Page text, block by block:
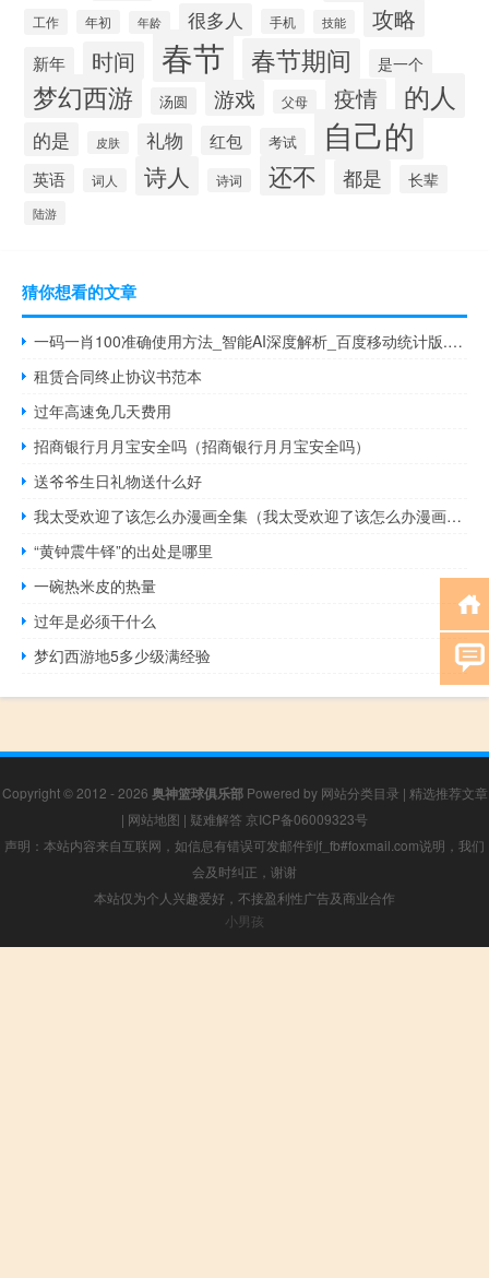
工作 年初 年龄 很多人 手机 技能 攻略
新年 时间 春节 春节期间 是一个
梦幻西游 汤圆 游戏 父母 疫情 的人
的是 皮肤 礼物 红包 考试 自己的
英语 词人 诗人 诗词 还不 都是 长辈
陆游
猜你想看的文章
一码一肖100准确使用方法_智能AI深度解析_百度移动统计版.213.1.336
租赁合同终止协议书范本
过年高速免几天费用
招商银行月月宝安全吗（招商银行月月宝安全吗）
送爷爷生日礼物送什么好
我太受欢迎了该怎么办漫画全集（我太受欢迎了该怎么办漫画42）
“黄钟震牛铎”的出处是哪里
一碗热米皮的热量
过年是必须干什么
梦幻西游地5多少级满经验
Copyright © 2012 - 2026 奥神篮球俱乐部Powered by 网站分类目录 | 精选推荐文章
| 网站地图 | 疑难解答 京ICP备06009323号
声明：本站内容来自互联网，如信息有错误可发邮件到f_fb#foxmail.com说明，我们
会及时纠正，谢谢
本站仅为个人兴趣爱好，不接盈利性广告及商业合作
小男孩